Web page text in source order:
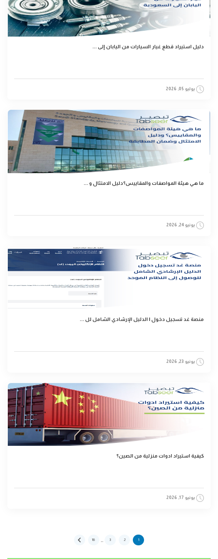
دليل استيراد قطع غيار السيارات من اليابان إلى ...
يوليو 05, 2026
ما هي هيئة المواصفات والمقاييس؟دليل الامتثال و ...
يونيو 24, 2026
منصة غد تسجيل دخول | الدليل الإرشادي الشامل لل ...
يونيو 23, 2026
كيفية استيراد ادوات منزلية من الصين؟
يونيو 17, 2026
1
2
3
16